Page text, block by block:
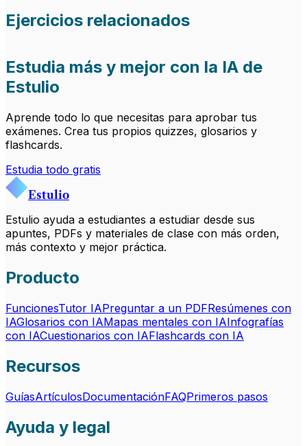
Ejercicios relacionados
Estudia más y mejor con la IA de
Estulio
Aprende todo lo que necesitas para aprobar tus
exámenes. Crea tus propios quizzes, glosarios y
flashcards.
Estudia todo gratis
Estulio
Estulio ayuda a estudiantes a estudiar desde sus
apuntes, PDFs y materiales de clase con más orden,
más contexto y mejor práctica.
Producto
FuncionesTutor IAPreguntar a un PDFResúmenes con
IAGlosarios con IAMapas mentales con IAInfografías
con IACuestionarios con IAFlashcards con IA
Recursos
GuíasArtículosDocumentaciónFAQPrimeros pasos
Ayuda y legal